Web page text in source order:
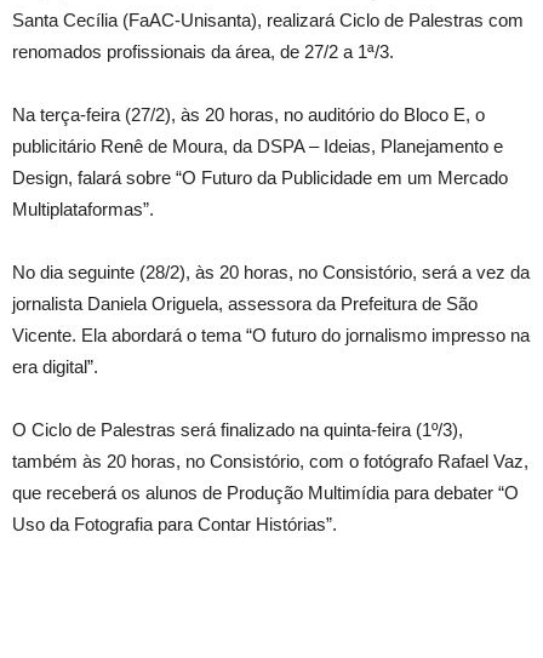
Santa Cecília (FaAC-Unisanta), realizará Ciclo de Palestras com
renomados profissionais da área, de 27/2 a 1ª/3.
Na terça-feira (27/2), às 20 horas, no auditório do Bloco E, o
publicitário Renê de Moura, da DSPA – Ideias, Planejamento e
Design, falará sobre “O Futuro da Publicidade em um Mercado
Multiplataformas”.
No dia seguinte (28/2), às 20 horas, no Consistório, será a vez da
jornalista Daniela Origuela, assessora da Prefeitura de São
Vicente. Ela abordará o tema “O futuro do jornalismo impresso na
era digital”.
O Ciclo de Palestras será finalizado na quinta-feira (1º/3),
também às 20 horas, no Consistório, com o fotógrafo Rafael Vaz,
que receberá os alunos de Produção Multimídia para debater “O
Uso da Fotografia para Contar Histórias”.